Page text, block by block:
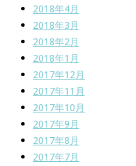
2018年4月
2018年3月
2018年2月
2018年1月
2017年12月
2017年11月
2017年10月
2017年9月
2017年8月
2017年7月